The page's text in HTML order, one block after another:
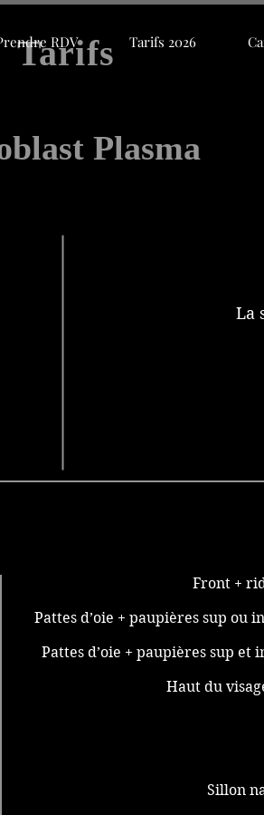
RDV Tarifs 2026
Tarifs
Plasma
La
Front +
Pattes d’oie + paupières sup
Pattes d’oie + paupières sup
Haut du
Sillon